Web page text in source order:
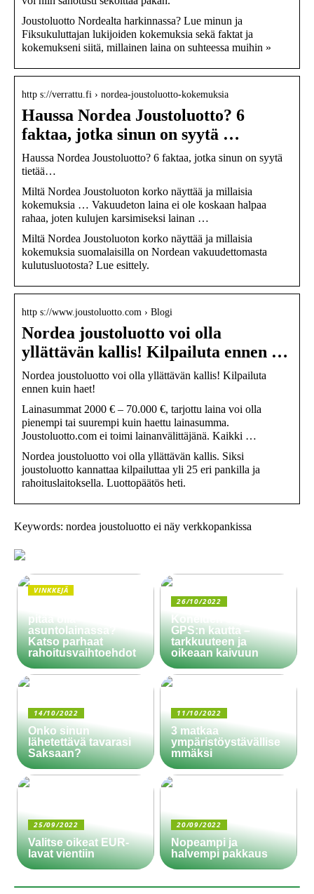
Joustoluotto Nordealta harkinnassa? Lue minun ja
Fiksukuluttajan lukijoiden kokemuksia sekä faktat ja
kokemukseni siitä, millainen laina on suhteessa muihin »
http s://verrattu.fi › nordea-joustoluotto-kokemuksia
Haussa Nordea Joustoluotto? 6
faktaa, jotka sinun on syytä …
Haussa Nordea Joustoluotto? 6 faktaa, jotka sinun on syytä
tietää…
Miltä Nordea Joustoluoton korko näyttää ja millaisia
kokemuksia … Vakuudeton laina ei ole koskaan halpaa
rahaa, joten kulujen karsimiseksi lainan …
Miltä Nordea Joustoluoton korko näyttää ja millaisia
kokemuksia suomalaisilla on Nordean vakuudettomasta
kulutusluotosta? Lue esittely.
http s://www.joustoluotto.com › Blogi
Nordea joustoluotto voi olla
yllättävän kallis! Kilpailuta ennen …
Nordea joustoluotto voi olla yllättävän kallis! Kilpailuta
ennen kuin haet!
Lainasummat 2000 € – 70.000 €, tarjottu laina voi olla
pienempi tai suurempi kuin haettu lainasumma.
Joustoluotto.com ei toimi lainanvälittäjänä. Kaikki …
Nordea joustoluotto voi olla yllättävän kallis. Siksi
joustoluotto kannattaa kilpailuttaa yli 25 eri pankilla ja
rahoituslaitoksella. Luottopäätös heti.
Keywords: nordea joustoluotto ei näy verkkopankissa
VINKKEJÄ
pitää olla
asuntolainassa?
Katso parhaat
rahoitusvaihtoehdot
26/10/2022
Koneiden ohjaus
GPS:n kautta –
tarkkuuteen ja
oikeaan kaivuun
14/10/2022
Onko sinun
lähetettävä tavarasi
Saksaan?
11/10/2022
3 matkaa
ympäristöystävällise
mmäksi
25/09/2022
Valitse oikeat EUR-
lavat vientiin
20/09/2022
Nopeampi ja
halvempi pakkaus